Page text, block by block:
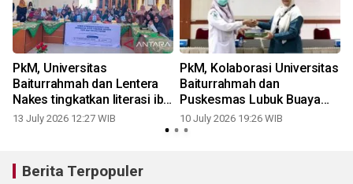
PkM, Universitas
Baiturrahmah dan Lentera
Nakes tingkatkan literasi ibu
posyandu tentang
13 July 2026 12:27 WIB
PkM, Kolaborasi Universitas
Baiturrahmah dan
Puskesmas Lubuk Buaya
Padang tingkatkan
kompetensi kader Posyandu
10 July 2026 19:26 WIB
Berita Terpopuler